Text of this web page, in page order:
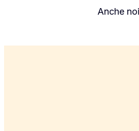
Anche